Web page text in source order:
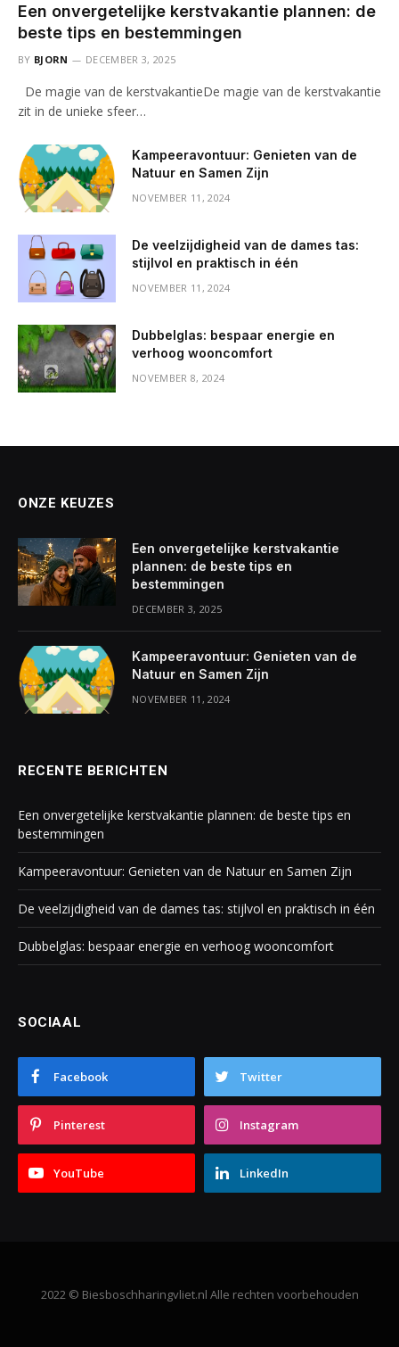
Een onvergetelijke kerstvakantie plannen: de
beste tips en bestemmingen
BY BJORN DECEMBER 3, 2025
De magie van de kerstvakantieDe magie van de kerstvakantie
zit in de unieke sfeer…
Kampeeravontuur: Genieten van de
Natuur en Samen Zijn
NOVEMBER 11, 2024
De veelzijdigheid van de dames tas:
stijlvol en praktisch in één
NOVEMBER 11, 2024
Dubbelglas: bespaar energie en
verhoog wooncomfort
NOVEMBER 8, 2024
ONZE KEUZES
Een onvergetelijke kerstvakantie
plannen: de beste tips en
bestemmingen
DECEMBER 3, 2025
Kampeeravontuur: Genieten van de
Natuur en Samen Zijn
NOVEMBER 11, 2024
RECENTE BERICHTEN
Een onvergetelijke kerstvakantie plannen: de beste tips en
bestemmingen
Kampeeravontuur: Genieten van de Natuur en Samen Zijn
De veelzijdigheid van de dames tas: stijlvol en praktisch in één
Dubbelglas: bespaar energie en verhoog wooncomfort
SOCIAAL
Facebook Twitter
Pinterest Instagram
YouTube LinkedIn
2022 © Biesboschharingvliet.nl Alle rechten voorbehouden